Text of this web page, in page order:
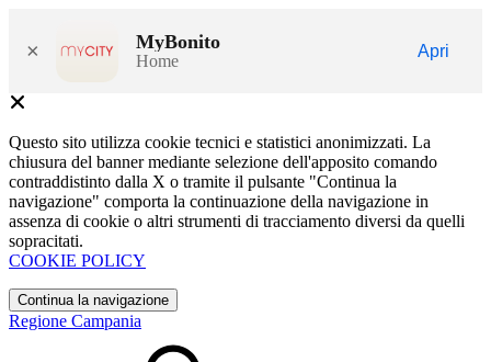
× MyBonito
Home
Apri
Questo sito utilizza cookie tecnici e statistici anonimizzati. La
chiusura del banner mediante selezione dell'apposito comando
contraddistinto dalla X o tramite il pulsante "Continua la
navigazione" comporta la continuazione della navigazione in
assenza di cookie o altri strumenti di tracciamento diversi da quelli
sopracitati.
COOKIE POLICY
Continua la navigazione
Regione Campania